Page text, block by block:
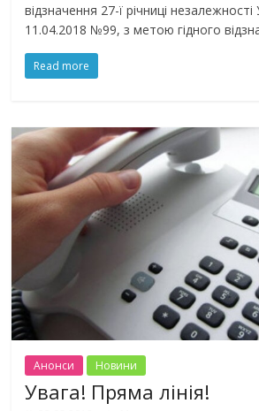
відзначення 27-ї річниці незалежності
11.04.2018 №99, з метою гідного
Read more
Анонси Новини
Увага! Пряма лінія!